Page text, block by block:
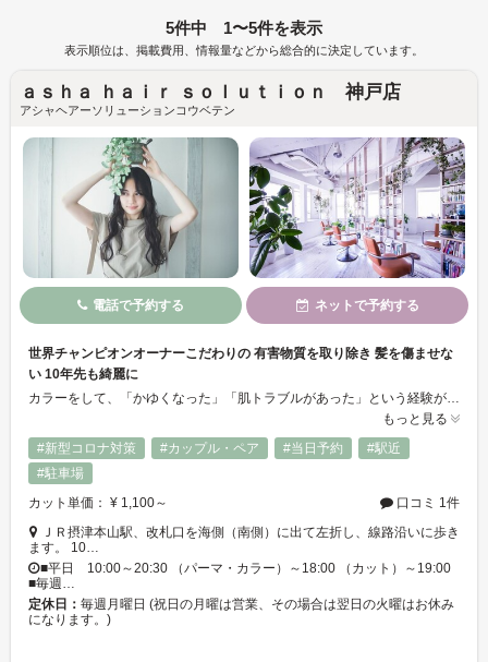
5件中 1〜5件を表示
表示順位は、掲載費用、情報量などから総合的に決定しています。
ａｓｈａ ｈａｉｒ ｓｏｌｕｔｉｏｎ 神戸店
アシャヘアーソリューションコウベテン
電話で予約する ネットで予約する
世界チャンピオンオーナーこだわりの 有害物質を取り除き 髪を傷ませな
い 10年先も綺麗に
カラーをして、「かゆくなった」「肌トラブルがあった」という経験がある方、多くいらっしゃいませんか？ 当店では、肌を痛める有害物質を取り除き、 「頭皮に優しい」カラーを提供しております！ カラー後には不要になるジアミン染料と薬剤を取り除くことにより、頭皮と髪の毛に残った薬剤が酸化することによって起こる頭皮の老化を抑えることができます。 「肌の弱い方」「髪に負担をかけたくない」 方にもおすす
もっと見る
#新型コロナ対策
#カップル・ペア #当日予約
#駅近
#駐車場
カット単価： ¥ 1,100～
口コミ 1件
ＪＲ摂津本山駅、改札口を海側（南側）に出て左折し、線路沿いに歩き
ます。 10…
■平日 10:00～20:30 （パーマ・カラー）～18:00 （カット）～19:00
■毎週…
定休日： 毎週月曜日 (祝日の月曜は営業、その場合は翌日の火曜はお休み
になります。)